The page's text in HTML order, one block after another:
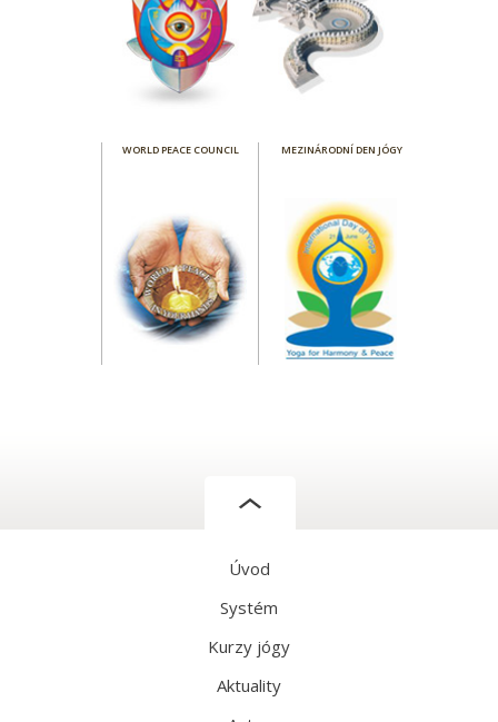
WORLD PEACE COUNCIL MEZINÁRODNÍ DEN JÓGY
Úvod
Systém
Kurzy jógy
Aktuality